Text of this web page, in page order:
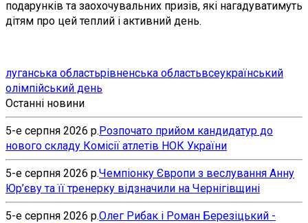
подарунків та заохочувальних призів, які нагадуватимуть
дітям про цей теплий і активний день.
луганська областьрівненська областьвсеукраїнський
олімпійський день
Останні новини
5-е серпня 2026 р.Розпочато прийом кандидатур до
нового складу Комісії атлетів НОК України
5-е серпня 2026 р.Чемпіонку Європи з веслування Анну
Юр’єву та її тренерку відзначили на Чернігівщині
5-е серпня 2026 р.Олег Рибак і Роман Березіцький -